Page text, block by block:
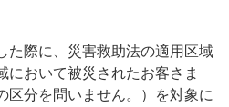
た際に、災害救助法の適用区域
において被災されたお客さま
区分を問いません。）を対象に